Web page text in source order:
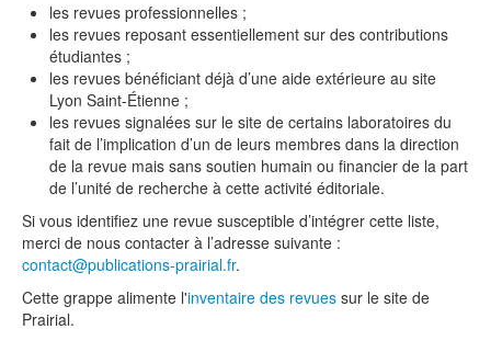
les revues professionnelles ;
les revues reposant essentiellement sur des contributions
étudiantes ;
les revues bénéficiant déjà d’une aide extérieure au site
Lyon Saint-Étienne ;
les revues signalées sur le site de certains laboratoires du
fait de l’implication d’un de leurs membres dans la direction
de la revue mais sans soutien humain ou financier de la part
de l’unité de recherche à cette activité éditoriale.
Si vous identifiez une revue susceptible d’intégrer cette liste,
merci de nous contacter à l’adresse suivante :
contact@publications-prairial.fr.
Cette grappe alimente l'inventaire des revues sur le site de
Prairial.